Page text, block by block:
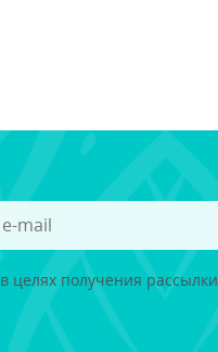
в целях получения рассылки